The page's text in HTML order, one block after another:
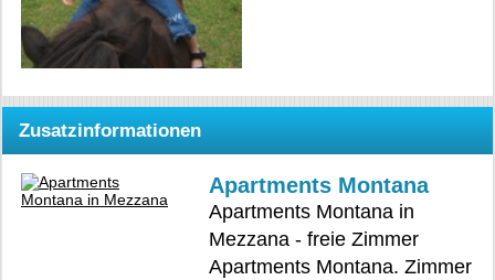
Zusatzinformationen
Apartments Montana
Apartments Montana in
Mezzana - freie Zimmer
Apartments Montana. Zimmer